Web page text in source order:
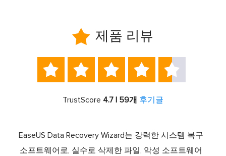
 제품 리뷰
    
TrustScore 4.7 | 59개 후기글
EaseUS Data Recovery Wizard는 강력한 시스템 복구
소프트웨어로, 실수로 삭제한 파일, 악성 소프트웨어